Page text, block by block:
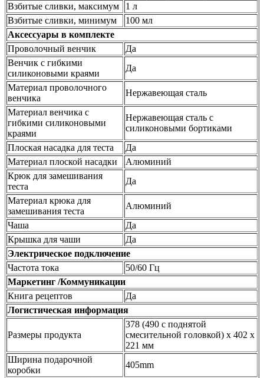
Взбитые сливки, максимум
1 л
Взбитые сливки, минимум
100 мл
Аксессуары в комплекте
Проволочный венчик
Да
Венчик с гибкими
силиконовыми краями
Да
Материал проволочного
венчика
Нержавеющая сталь
Материал венчика с
гибкими силиконовыми
краями
Нержавеющая сталь с
силиконовыми бортиками
Плоская насадка для теста
Да
Материал плоской насадки
Алюминий
Крюк для замешивания
теста
Да
Материал крюка для
замешивания теста
Алюминий
Чаша
Да
Крышка для чаши
Да
Электрическое подключение
Частота тока
50/60 Гц
Маркетинг /Коммуникации
Книга рецептов
Да
Логистическая информация
Размеры продукта
378 (490 с поднятой
смесительной головкой) x 402 x
221 мм
Ширина подарочной
коробки
405mm